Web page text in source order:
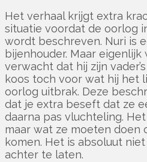
Het verhaal krijgt extra
situatie voordat de oorlog
wordt beschreven. Nuri is
bijenhouder. Maar eigenlijk
verwacht dat hij zijn
koos toch voor wat hij het
oorlog uitbrak. Deze
dat je extra beseft dat ze
daarna pas vluchteling.
maar wat ze moeten doen
komen. Het is absoluut
achter te laten.